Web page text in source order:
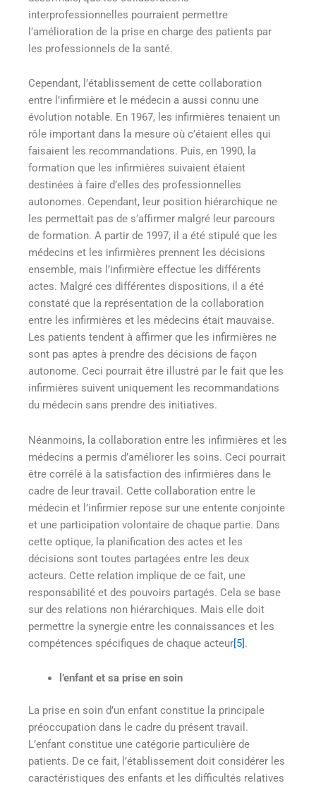
interprofessionnelles pourraient permettre
l’amélioration de la prise en charge des patients par
les professionnels de la santé.
Cependant, l’établissement de cette collaboration
entre l’infirmière et le médecin a aussi connu une
évolution notable. En 1967, les infirmières tenaient un
rôle important dans la mesure où c’étaient elles qui
faisaient les recommandations. Puis, en 1990, la
formation que les infirmières suivaient étaient
destinées à faire d’elles des professionnelles
autonomes. Cependant, leur position hiérarchique ne
les permettait pas de s’affirmer malgré leur parcours
de formation. A partir de 1997, il a été stipulé que les
médecins et les infirmières prennent les décisions
ensemble, mais l’infirmière effectue les différents
actes. Malgré ces différentes dispositions, il a été
constaté que la représentation de la collaboration
entre les infirmières et les médecins était mauvaise.
Les patients tendent à affirmer que les infirmières ne
sont pas aptes à prendre des décisions de façon
autonome. Ceci pourrait être illustré par le fait que les
infirmières suivent uniquement les recommandations
du médecin sans prendre des initiatives.
Néanmoins, la collaboration entre les infirmières et les
médecins a permis d’améliorer les soins. Ceci pourrait
être corrélé à la satisfaction des infirmières dans le
cadre de leur travail. Cette collaboration entre le
médecin et l’infirmier repose sur une entente conjointe
et une participation volontaire de chaque partie. Dans
cette optique, la planification des actes et les
décisions sont toutes partagées entre les deux
acteurs. Cette relation implique de ce fait, une
responsabilité et des pouvoirs partagés. Cela se base
sur des relations non hiérarchiques. Mais elle doit
permettre la synergie entre les connaissances et les
compétences spécifiques de chaque acteur[5].
l’enfant et sa prise en soin
La prise en soin d’un enfant constitue la principale
préoccupation dans le cadre du présent travail.
L’enfant constitue une catégorie particulière de
patients. De ce fait, l’établissement doit considérer les
caractéristiques des enfants et les difficultés relatives